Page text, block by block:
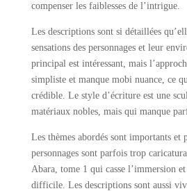
compenser les faiblesses de l’intrigue.
Les descriptions sont si détaillées
sensations des personnages et leur
principal est intéressant, mais
simpliste et manque mobi nuance, ce
crédible. Le style d’écriture est une
matériaux nobles, mais qui manque
Les thèmes abordés sont importants et
personnages sont parfois trop
Abara, tome 1 qui casse l’immersion
difficile. Les descriptions sont aussi